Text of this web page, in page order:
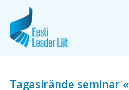
Tagasirände seminar